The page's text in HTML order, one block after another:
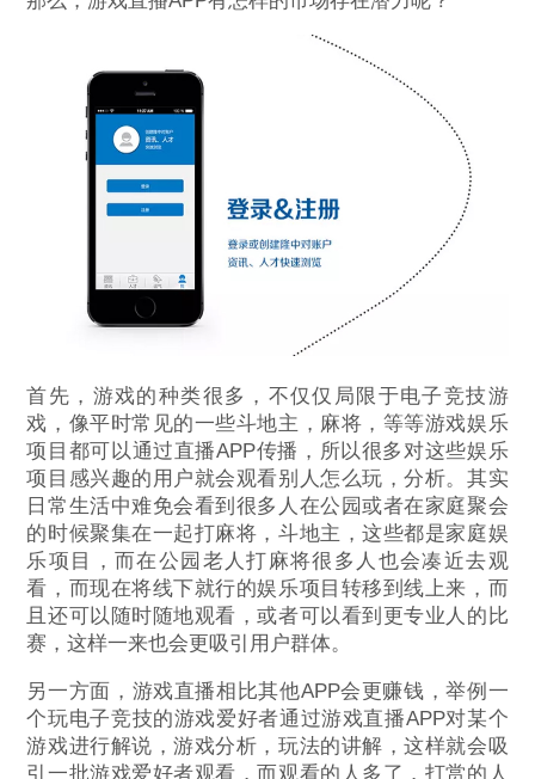
首先，游戏的种类很多，不仅仅局限于电子竞技游
戏，像平时常见的一些斗地主，麻将，等等游戏娱乐
项目都可以通过直播APP传播，所以很多对这些娱乐
项目感兴趣的用户就会观看别人怎么玩，分析。其实
日常生活中难免会看到很多人在公园或者在家庭聚会
的时候聚集在一起打麻将，斗地主，这些都是家庭娱
乐项目，而在公园老人打麻将很多人也会凑近去观
看，而现在将线下就行的娱乐项目转移到线上来，而
且还可以随时随地观看，或者可以看到更专业人的比
赛，这样一来也会更吸引用户群体。
另一方面，游戏直播相比其他APP会更赚钱，举例一
个玩电子竞技的游戏爱好者通过游戏直播APP对某个
游戏进行解说，游戏分析，玩法的讲解，这样就会吸
引一批游戏爱好者观看，而观看的人多了，打赏的人